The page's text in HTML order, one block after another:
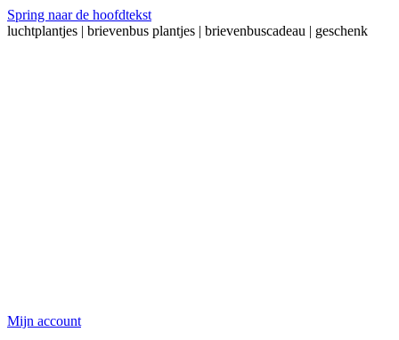
Spring naar de hoofdtekst
luchtplantjes | brievenbus plantjes | brievenbuscadeau | geschenk
Mijn account